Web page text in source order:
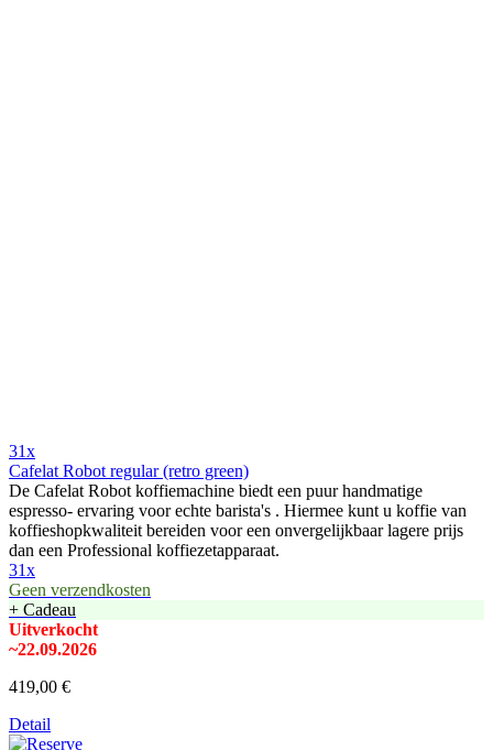
31x
Cafelat Robot regular (retro green)
De Cafelat Robot koffiemachine biedt een puur handmatige
espresso- ervaring voor echte barista's . Hiermee kunt u koffie van
koffieshopkwaliteit bereiden voor een onvergelijkbaar lagere prijs
dan een Professional koffiezetapparaat.
31x
Geen verzendkosten
+ Cadeau
Uitverkocht
~22.09.2026
419,00 €
Detail